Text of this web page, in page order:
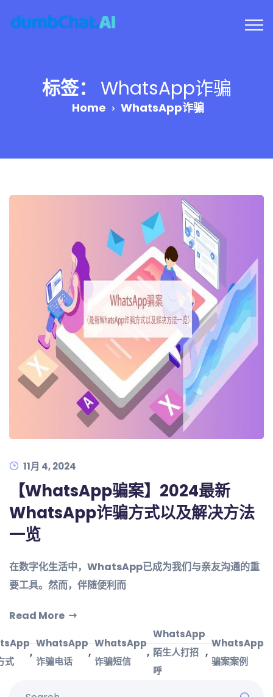
标签： WhatsApp诈骗
Home WhatsApp诈骗
11月 4, 2024
【WhatsApp骗案】2024最新
WhatsApp诈骗方式以及解决方法
一览
在数字化生活中，WhatsApp已成为我们与亲友沟通的重
要工具。然而，伴随便利而
Read More
式
,
WhatsApp
诈骗电话
,
WhatsApp
诈骗短信
,
WhatsApp
陌生人打招
呼
,
WhatsApp
骗案案例